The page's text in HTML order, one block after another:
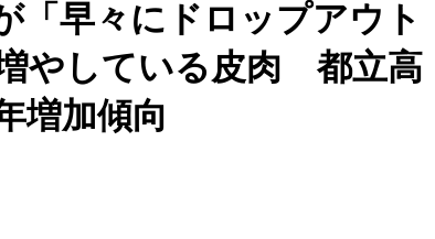
「早々にドロップアウト
やしている皮肉 都立高
増加傾向